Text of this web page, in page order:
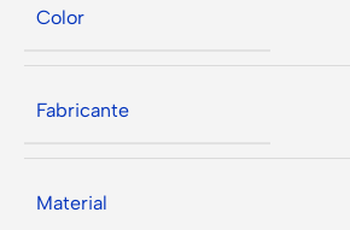
Color
Fabricante
Material